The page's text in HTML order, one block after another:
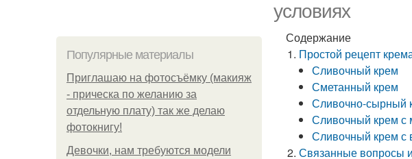
условиях
Популярные материалы
Приглашаю на фотосъёмку (макияж
- прическа по желанию за
отдельную плату) так же делаю
фотокнигу!
Девочки, нам требуются модели
Содержание
Простой рецепт
Сливочный крем
Сметанный крем
Сливочно-сырный
Сливочный крем с
Сливочный крем с
Связанные вопросы